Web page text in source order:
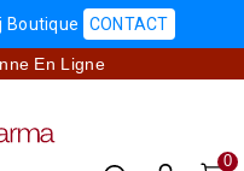
Boutique CONTACT
En Ligne
0